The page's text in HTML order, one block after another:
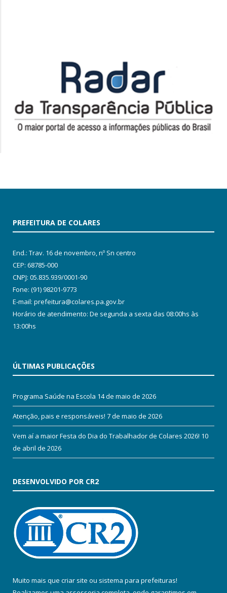
PREFEITURA DE COLARES
End.: Trav. 16 de novembro, nº Sn centro
CEP: 68785-000
CNPJ: 05.835.939/0001-90
Fone: (91) 98201-9773
E-mail: prefeitura@colares.pa.gov.br
Horário de atendimento: De segunda a sexta das 08:00hs às
13:00hs
ÚLTIMAS PUBLICAÇÕES
Programa Saúde na Escola 14 de maio de 2026
Atenção, pais e responsáveis! 7 de maio de 2026
Vem aí a maior Festa do Dia do Trabalhador de Colares 2026! 10
de abril de 2026
DESENVOLVIDO POR CR2
Muito mais que criar site ou sistema para prefeituras!